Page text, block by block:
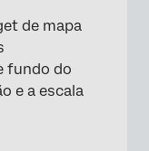
de mapa
fundo do
e a escala